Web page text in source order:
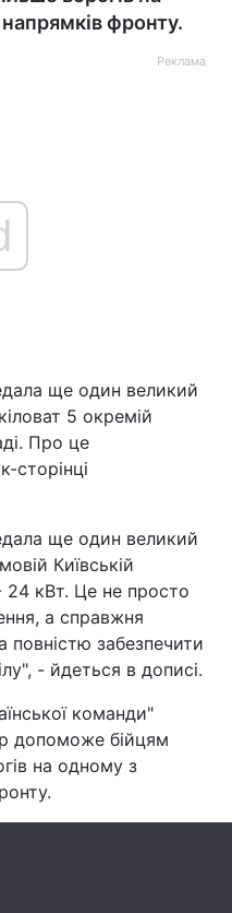
Політика
Світ
Лайт
Інциденти
Туризм
Погода
фронту.
Реклама
ще один великий
5 окремій
Про це
сторінці
ще один великий
Київській
24 кВт. Це не просто
а справжня
повністю забезпечити
- йдеться в дописі.
команди"
допоможе бійцям
на одному з